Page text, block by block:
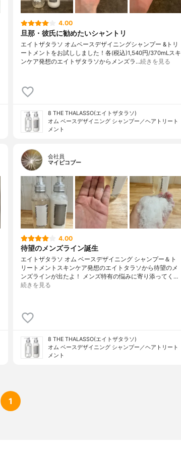
4.00
旦那・彼氏に勧めたいシャントリ
エイトザタラソ オムベースデザイニングシャンプー &トリ
ートメントをお試ししました！各(税込)1,540円/370mLスキ
ンケア発想のエイトザタラソからメンズラ…続きを見る
8 THE THALASSO(エイトザタラソ)
オム ベースデザイニング シャンプー／ヘアトリート
メント
会社員
マイピコブー
4.00
待望のメンズライン誕生
エイトザタラソ オム ベースデザイニング シャンプー＆ト
リートメントスキンケア発想のエイトタラソから待望のメ
ンズラインが出たよ！ メンズ特有の悩みに寄り添ってく…
続きを見る
8 THE THALASSO(エイトザタラソ)
オム ベースデザイニング シャンプー／ヘアトリート
メント
1